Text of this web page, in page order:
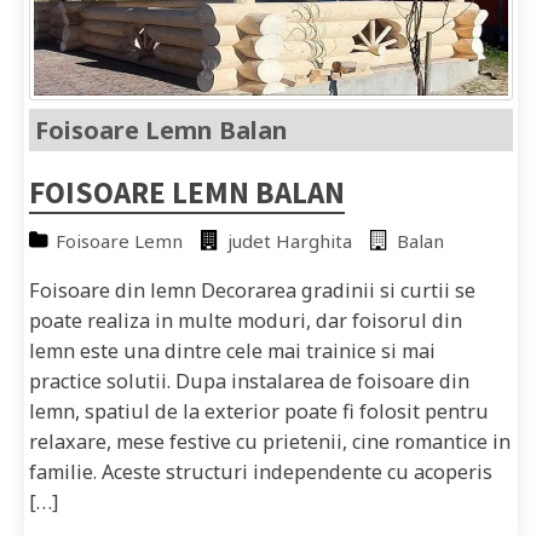
Foisoare Lemn Balan
FOISOARE LEMN BALAN
Foisoare Lemn judet Harghita Balan
Foisoare din lemn Decorarea gradinii si curtii se
poate realiza in multe moduri, dar foisorul din
lemn este una dintre cele mai trainice si mai
practice solutii. Dupa instalarea de foisoare din
lemn, spatiul de la exterior poate fi folosit pentru
relaxare, mese festive cu prietenii, cine romantice in
familie. Aceste structuri independente cu acoperis
[…]